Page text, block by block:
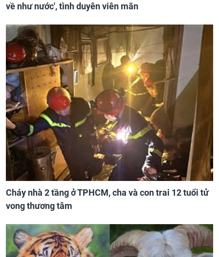
về như nước', tình duyên viên mãn
Cháy nhà 2 tầng ở TPHCM, cha và con trai 12 tuổi tử
vong thương tâm